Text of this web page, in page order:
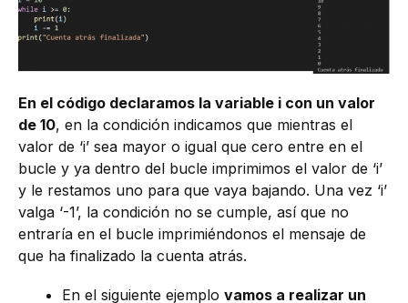
En el código declaramos la variable i con un valor
de 10, en la condición indicamos que mientras el
valor de ‘i’ sea mayor o igual que cero entre en el
bucle y ya dentro del bucle imprimimos el valor de ‘i’
y le restamos uno para que vaya bajando. Una vez ‘i’
valga ‘-1’, la condición no se cumple, así que no
entraría en el bucle imprimiéndonos el mensaje de
que ha finalizado la cuenta atrás.
En el siguiente ejemplo vamos a realizar un